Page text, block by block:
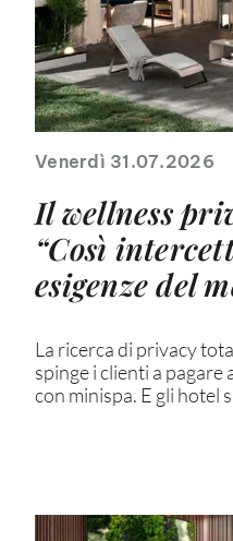
Venerdì 31.07.2026
Il wellness
“Così
esigenze del
La ricerca di privacy
spinge i clienti a
con minispa. E gli hotel